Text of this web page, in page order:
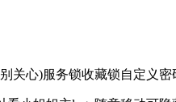
关心)服务锁收藏锁自定义